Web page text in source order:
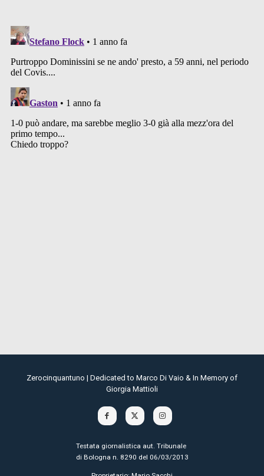
Zerocinquantuno | Dedicated to Marco Di Vaio & In Memory of
Giorgia Mattioli
Testata giornalistica aut. Tribunale
di Bologna n. 8290 del 06/03/2013